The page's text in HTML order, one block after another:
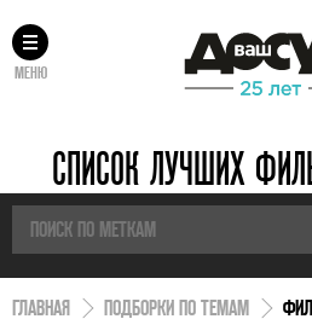
МЕНЮ
СПИСОК ЛУЧШИХ
ГЛАВНАЯ ПОДБОРКИ ПО ТЕМАМ